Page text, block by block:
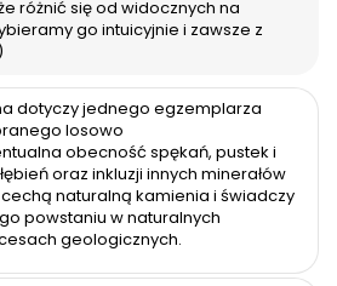
tajemnicą.
różnić się od widocznych na
go intuicyjnie i zawsze z
dotyczy jednego egzemplarza
losowo
obecność spękań, pustek i
oraz inkluzji innych minerałów
naturalną kamienia i świadczy
powstaniu w naturalnych
geologicznych.